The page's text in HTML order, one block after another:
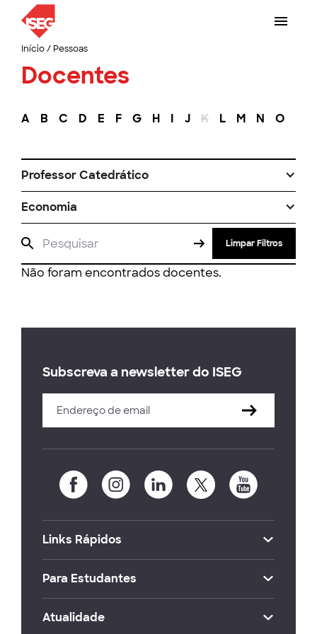
Início/ Pessoas
Docentes
A B C D E F G H I J K L M N O
Professor Catedrático
Economia
Limpar Filtros
Não foram encontrados docentes.
Subscreva a newsletter do ISEG
Links Rápidos
Para Estudantes
Atualidade